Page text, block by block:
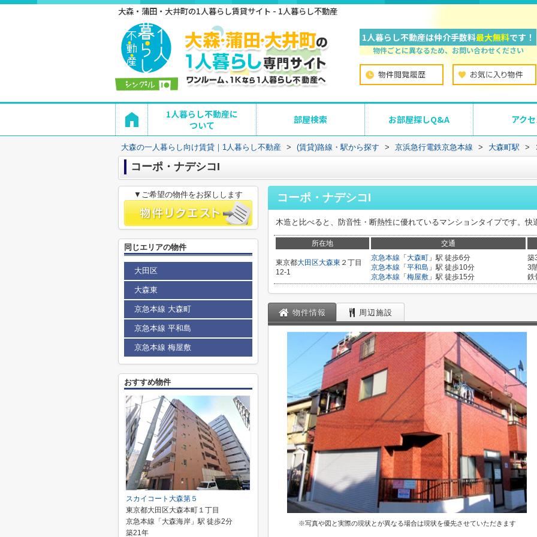
大森・蒲田・大井町の1人暮らし賃貸サイト - 1人暮らし不動産
1人暮らし不動産は仲介手数料最大無料です！
物件ごとに異なるため、お問い合わせください
1人暮らし不動産に
ついて
部屋検索 お部屋探しQ&A アク
大森の一人暮らし向け賃貸｜1人暮らし不動産 > (賃貸)路線・駅から探す > 京浜急行電鉄京急本線 > 大森町駅 >
コーポ・ナデシコI
コーポ・ナデシコI
木造と比べると、防音性・断熱性に優れているマンションタイプです。快
所在地 交通
東京都大田区大森東 ２丁目
12-1
京急本線 「 大森町 」駅 徒歩6分
京急本線 「 平和島 」駅 徒歩10分
京急本線 「 梅屋敷 」駅 徒歩15分
築
3
鉄
物件情報 周辺施設
※写真や図と実際の現状とが異なる場合は現状を優先させていただきます
▼ご希望の物件をお探しします
同じエリアの物件
大田区
大森東
京急本線 大森町
京急本線 平和島
京急本線 梅屋敷
おすすめ物件
スカイコート大森第５
東京都大田区大森本町１丁目
京急本線「大森海岸」駅 徒歩2分
築21年